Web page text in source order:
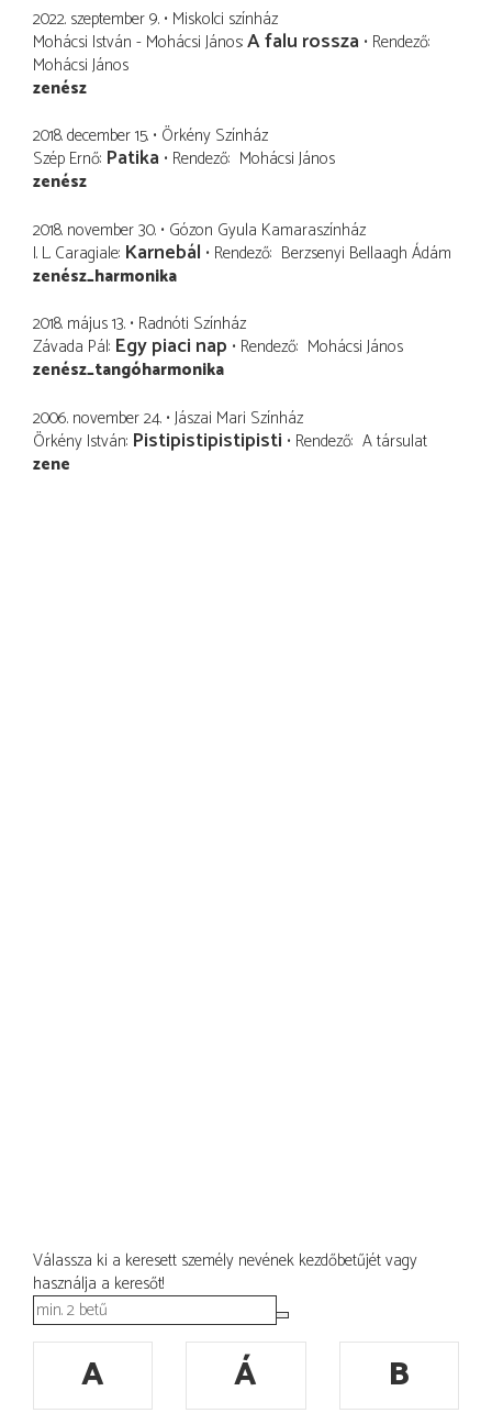
2022. szeptember 9. Miskolci színház
Mohácsi István - Mohácsi János A falu rossza Rendező
Mohácsi János
zenész
2018. december 15. Örkény Színház
Szép Ernő Patika Rendező Mohácsi János
zenész
2018. november 30. Gózon Gyula Kamaraszínház
I. L. Caragiale Karnebál Rendező Berzsenyi Bellaagh Ádám
zenész_harmonika
2018. május 13. Radnóti Színház
Závada Pál Egy piaci nap Rendező Mohácsi János
zenész_tangóharmonika
2006. november 24. Jászai Mari Színház
Örkény István Pistipistipistipisti Rendező A társulat
zene
Válassza ki a keresett személy nevének kezdőbetűjét vagy
használja a keresőt!
A Á B